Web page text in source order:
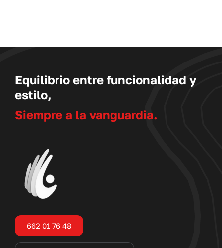
Equilibrio entre funcionalidad y
estilo,
Siempre a la vanguardia.
662 01 76 48